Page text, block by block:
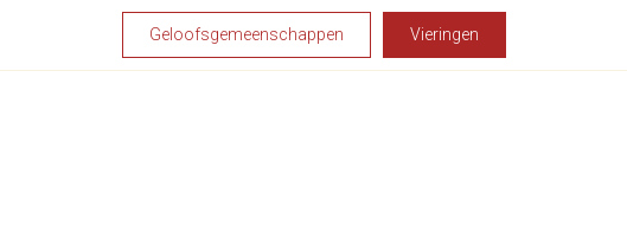
Geloofsgemeenschappen Vieringen